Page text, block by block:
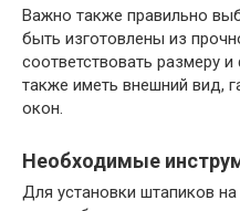
Важно также правильно
быть изготовлены из
соответствовать размеру
также иметь внешний вид,
окон.
Необходимые
Для установки штапиков